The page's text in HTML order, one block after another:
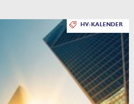
HV-KALENDER